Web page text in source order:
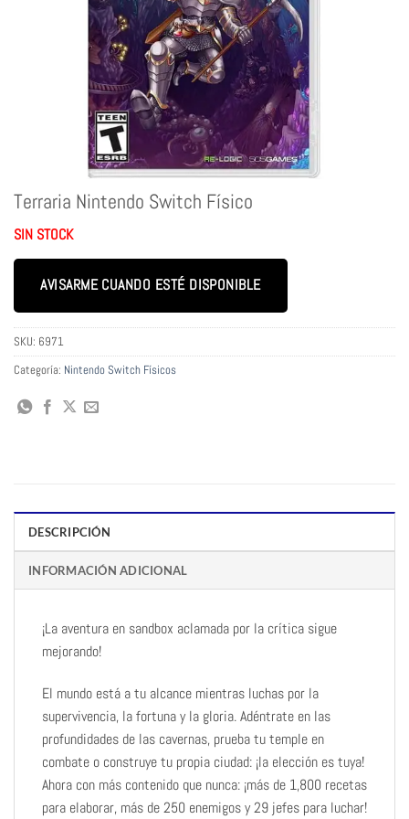
Terraria Nintendo Switch Físico
SIN STOCK
AVISARME CUANDO ESTÉ DISPONIBLE
SKU: 6971
Categoría: Nintendo Switch Físicos
DESCRIPCIÓN
INFORMACIÓN ADICIONAL
¡La aventura en sandbox aclamada por la crítica sigue
mejorando!
El mundo está a tu alcance mientras luchas por la
supervivencia, la fortuna y la gloria. Adéntrate en las
profundidades de las cavernas, prueba tu temple en
combate o construye tu propia ciudad: ¡la elección es tuya!
Ahora con más contenido que nunca: ¡más de 1,800 recetas
para elaborar, más de 250 enemigos y 29 jefes para luchar!